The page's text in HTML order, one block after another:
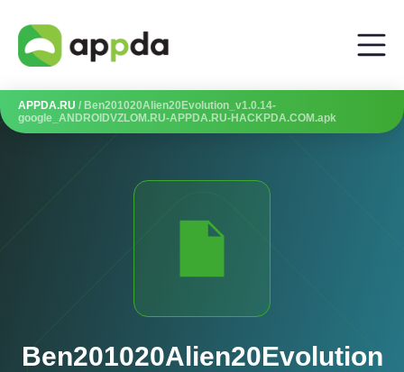
APPDA.RU / Ben201020Alien20Evolution_v1.0.14-
google_ANDROIDVZLOM.RU-APPDA.RU-HACKPDA.COM.apk
Ben201020Alien20Evolution